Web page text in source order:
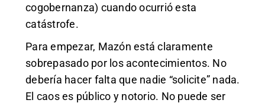
cogobernanza) cuando ocurrió esta
catástrofe.
Para empezar, Mazón está claramente
sobrepasado por los acontecimientos. No
debería hacer falta que nadie “solicite” nada.
El caos es público y notorio. No puede ser